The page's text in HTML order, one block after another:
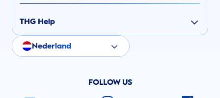
THG Help
Nederland
FOLLOW US